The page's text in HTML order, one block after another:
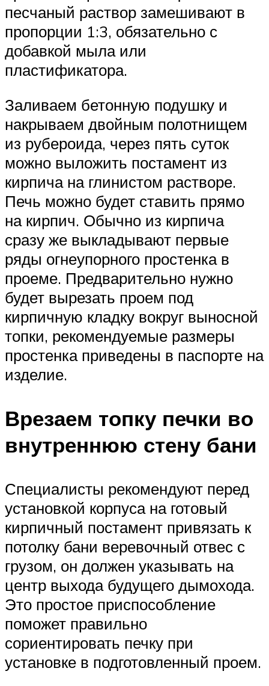
песчаный раствор замешивают в
пропорции 1:3, обязательно с
добавкой мыла или
пластификатора.
Заливаем бетонную подушку и
накрываем двойным полотнищем
из рубероида, через пять суток
можно выложить постамент из
кирпича на глинистом растворе.
Печь можно будет ставить прямо
на кирпич. Обычно из кирпича
сразу же выкладывают первые
ряды огнеупорного простенка в
проеме. Предварительно нужно
будет вырезать проем под
кирпичную кладку вокруг выносной
топки, рекомендуемые размеры
простенка приведены в паспорте на
изделие.
Врезаем топку печки во
внутреннюю стену бани
Специалисты рекомендуют перед
установкой корпуса на готовый
кирпичный постамент привязать к
потолку бани веревочный отвес с
грузом, он должен указывать на
центр выхода будущего дымохода.
Это простое приспособление
поможет правильно
сориентировать печку при
установке в подготовленный проем.